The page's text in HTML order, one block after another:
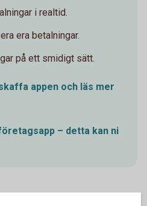
i realtid.
era betalningar.
på ett smidigt sätt.
appen och läs mer
– detta kan ni